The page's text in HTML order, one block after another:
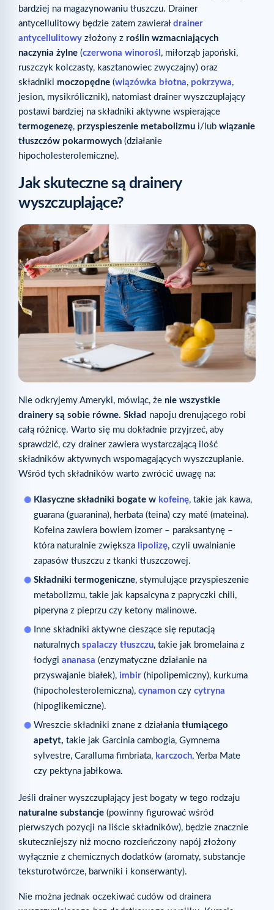
bardziej na magazynowaniu tłuszczu. Drainer
antycellulitowy będzie zatem zawierał drainer
antycellulitowy złożony z roślin wzmacniających
naczynia żylne (czerwona winorośl , miłorząb japoński,
ruszczyk kolczasty, kasztanowiec zwyczajny) oraz
składniki moczopędne (wiązówka błotna, pokrzywa,
jesion, mysikrólicznik), natomiast drainer wyszczuplający
postawi bardziej na składniki aktywne wspierające
termogenezę, przyspieszenie metabolizmu i/lub wiązanie
tłuszczów pokarmowych (działanie
hipocholesterolemiczne).
Jak skuteczne są drainery
wyszczuplające?
Nie odkryjemy Ameryki, mówiąc, że nie wszystkie
drainery są sobie równe. Skład napoju drenującego robi
całą różnicę. Warto się mu dokładnie przyjrzeć, aby
sprawdzić, czy drainer zawiera wystarczającą ilość
składników aktywnych wspomagających wyszczuplanie.
Wśród tych składników warto zwrócić uwagę na:
Klasyczne składniki bogate w kofeinę, takie jak kawa,
guarana (guaranina), herbata (teina) czy maté (mateina).
Kofeina zawiera bowiem izomer – paraksantynę –
która naturalnie zwiększa lipolizę, czyli uwalnianie
zapasów tłuszczu z tkanki tłuszczowej.
Składniki termogeniczne, stymulujące przyspieszenie
metabolizmu, takie jak kapsaicyna z papryczki chili,
piperyna z pieprzu czy ketony malinowe.
Inne składniki aktywne cieszące się reputacją
naturalnych spalaczy tłuszczu, takie jak bromelaina z
łodygi ananasa (enzymatyczne działanie na
przyswajanie białek), imbir (hipolipemiczny), kurkuma
(hipocholesterolemiczna), cynamon czy cytryna
(hipoglikemiczne).
Wreszcie składniki znane z działania tłumiącego
apetyt, takie jak Garcinia cambogia, Gymnema
sylvestre, Caralluma fimbriata, karczoch, Yerba Mate
czy pektyna jabłkowa.
Jeśli drainer wyszczuplający jest bogaty w tego rodzaju
naturalne substancje (powinny figurować wśród
pierwszych pozycji na liście składników), będzie znacznie
skuteczniejszy niż mocno rozcieńczony napój złożony
wyłącznie z chemicznych dodatków (aromaty, substancje
teksturotwórcze, barwniki i konserwanty).
Nie można jednak oczekiwać cudów od drainera